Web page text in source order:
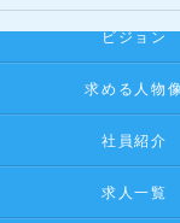
ビジョン
求める人物像
社員紹介
求人一覧